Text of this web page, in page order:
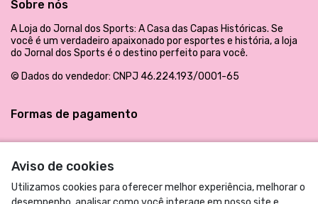
Aviso de cookies
Utilizamos cookies para oferecer melhor experiência, melhorar o
Sobre nós
A Loja do Jornal dos Sports: A Casa das Capas Históricas. Se
você é um verdadeiro apaixonado por esportes e história, a loja
do Jornal dos Sports é o destino perfeito para você.
© Dados do vendedor: CNPJ 46.224.193/0001-65
Formas de pagamento